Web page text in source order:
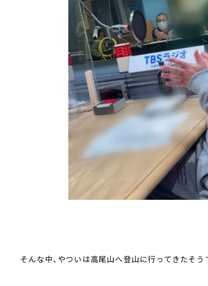
そんな中、やついは高尾山へ登山に行ってきたそう